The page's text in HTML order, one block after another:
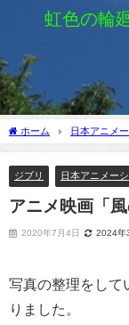
虹色の輪
ホーム 日本アニメ
ジブリ 日本アニメー
アニメ映画「
2020年7月4日 2024年
写真の整理をして
りました。